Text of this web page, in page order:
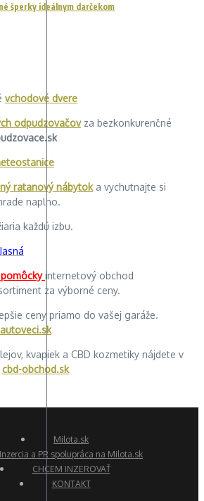
šperky ideálnym darčekom
vchodové dvere
odpudzovačovza bezkonkurenčné
ratanový nábytoka vychutnajte si
naplno.
každú izbu.
internetový obchod
za výborné ceny.
ceny priamo do vašej garáže.
autoveci.sk
kvapiek a CBD kozmetiky nájdete v
cbd-obchod.sk
Milota.sk
Inzercia a PR spolupráca na Milota.sk
CHCEM INZEROVAŤ
KONTAKT